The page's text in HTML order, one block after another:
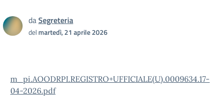
daSegreteria
delmartedì, 21 aprile 2026
m_pi.AOODRPI.REGISTRO+UFFICIALE(U).0009634.17-
04-2026.pdf